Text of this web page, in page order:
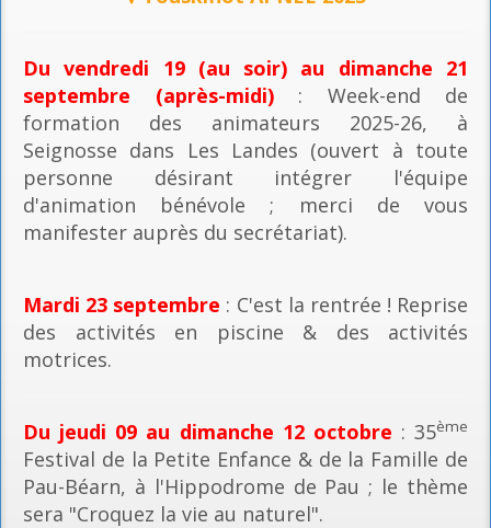
Du vendredi 19 (au soir) au dimanche 21
septembre (après-midi): Week-end de
formation des animateurs 2025-26, à
Seignosse dans Les Landes (ouvert à toute
personne désirant intégrer l'équipe
d'animation bénévole ; merci de vous
manifester auprès du secrétariat).
Mardi 23 septembre : C'est la rentrée ! Reprise
des activités en piscine & des activités
motrices.
Du jeudi 09 au dimanche 12 octobre : 35ème
Festival de la Petite Enfance & de la Famille de
Pau-Béarn, à l'Hippodrome de Pau ; le thème
sera "Croquez la vie au naturel".